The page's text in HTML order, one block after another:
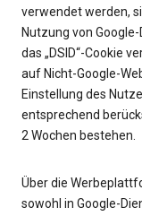
verwendet werden,
Nutzung von
das „DSID“-Cookie
auf Nicht-Google-
Einstellung des
entsprechend
2 Wochen bestehen.
Über die
sowohl in Google-